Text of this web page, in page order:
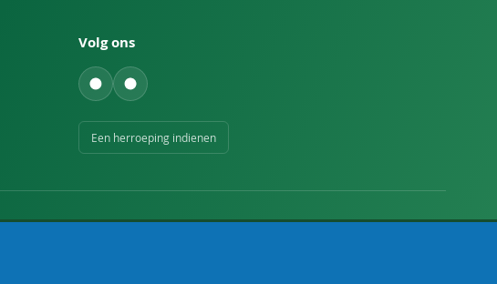
Volg ons
Een herroeping indienen